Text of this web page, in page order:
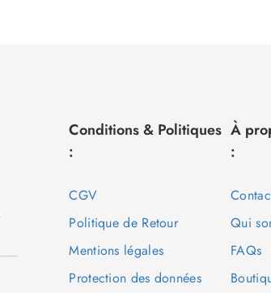
Conditions & Politiques
:
CGV
Politique de Retour
Mentions légales
Protection des données
À
:
Qui
FAQs